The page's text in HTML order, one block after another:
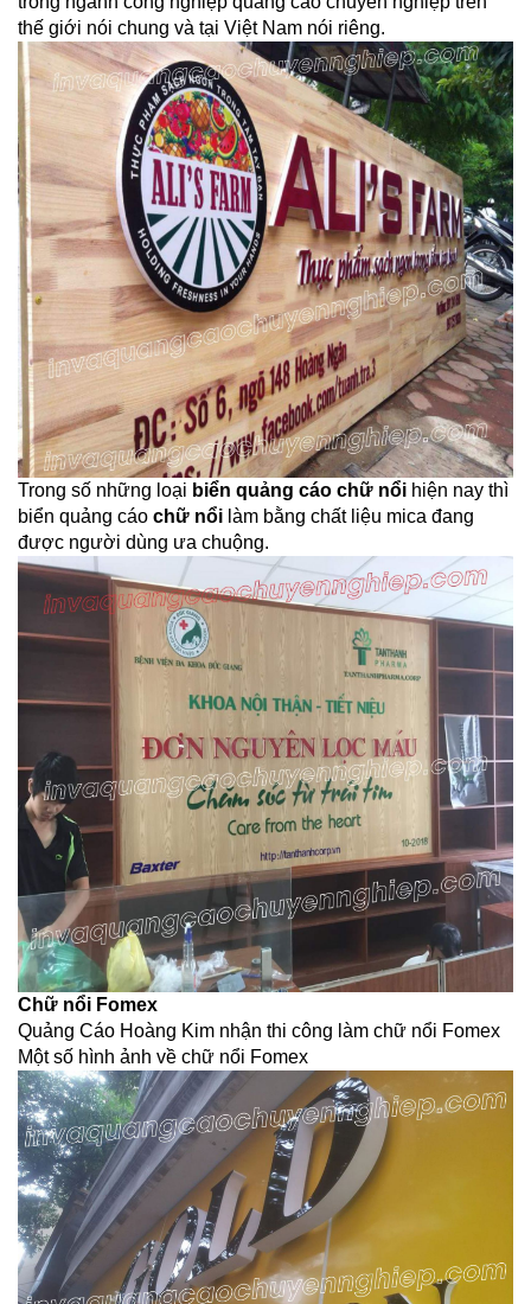
thế giới nói chung và tại Việt Nam nói riêng.
Trong số những loại biển quảng cáo chữ nổi hiện nay thì
biển quảng cáo chữ nổi làm bằng chất liệu mica đang
được người dùng ưa chuộng.
Chữ nổi Fomex
Quảng Cáo Hoàng Kim nhận thi công làm chữ nổi Fomex
Một số hình ảnh về chữ nổi Fomex